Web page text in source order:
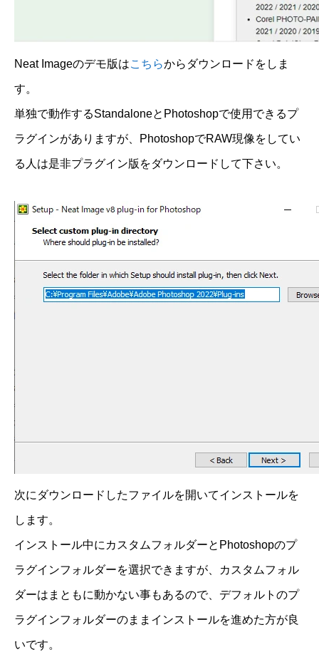
Neat Imageのデモ版はこちらからダウンロードをしま
す。
単独で動作するStandaloneとPhotoshopで使用できるプ
ラグインがありますが、PhotoshopでRAW現像をしてい
る人は是非プラグイン版をダウンロードして下さい。
次にダウンロードしたファイルを開いてインストールを
します。
インストール中にカスタムフォルダーとPhotoshopのプ
ラグインフォルダーを選択できますが、カスタムフォル
ダーはまともに動かない事もあるので、デフォルトのプ
ラグインフォルダーのままインストールを進めた方が良
いです。